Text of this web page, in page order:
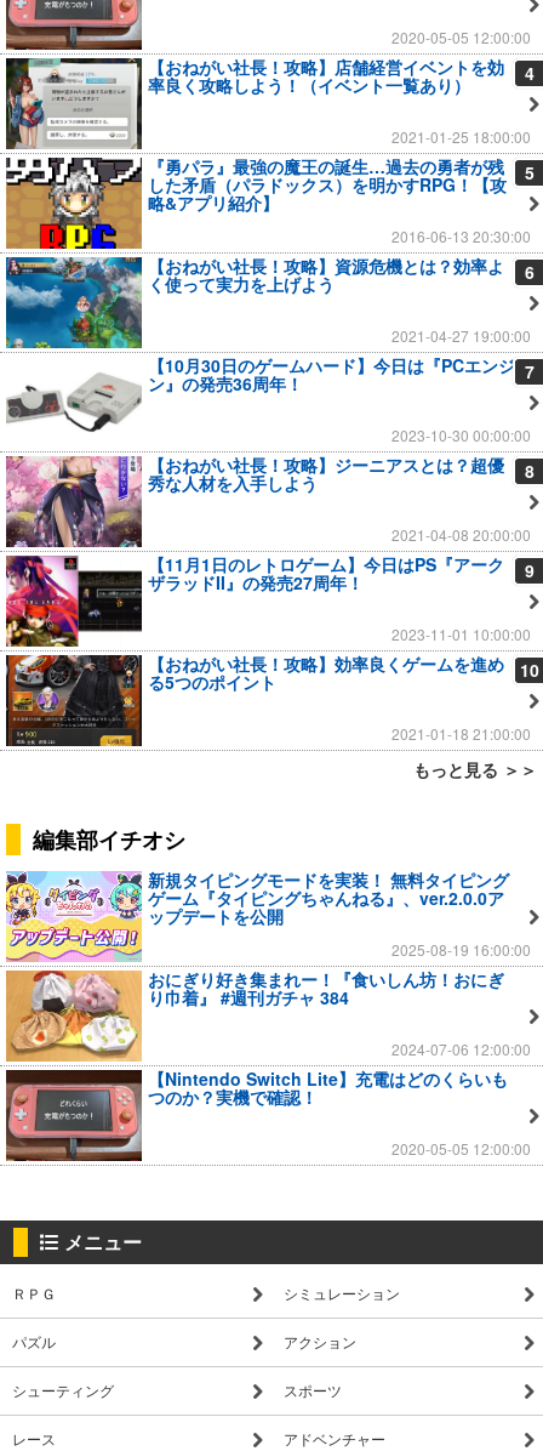
2020-05-05 12:00:00
4
【おねがい社長！攻略】店舗経営イベントを効
率良く攻略しよう！（イベント一覧あり）
2021-01-25 18:00:00
5
『勇パラ』最強の魔王の誕生…過去の勇者が残
した矛盾（パラドックス）を明かすRPG！【攻
略&アプリ紹介】
2016-06-13 20:30:00
6
【おねがい社長！攻略】資源危機とは？効率よ
く使って実力を上げよう
2021-04-27 19:00:00
7
【10月30日のゲームハード】今日は『PCエンジ
ン』の発売36周年！
2023-10-30 00:00:00
8
【おねがい社長！攻略】ジーニアスとは？超優
秀な人材を入手しよう
2021-04-08 20:00:00
9
【11月1日のレトロゲーム】今日はPS『アーク
ザラッドII』の発売27周年！
2023-11-01 10:00:00
10
【おねがい社長！攻略】効率良くゲームを進め
る5つのポイント
2021-01-18 21:00:00
もっと見る ＞＞
編集部イチオシ
新規タイピングモードを実装！ 無料タイピング
ゲーム『タイピングちゃんねる』、ver.2.0.0ア
ップデートを公開
2025-08-19 16:00:00
おにぎり好き集まれー！『食いしん坊！おにぎ
り巾着』 #週刊ガチャ 384
2024-07-06 12:00:00
【Nintendo Switch Lite】充電はどのくらいも
つのか？実機で確認！
2020-05-05 12:00:00
メニュー
ＲＰＧ シミュレーション
パズル アクション
シューティング スポーツ
レース アドベンチャー